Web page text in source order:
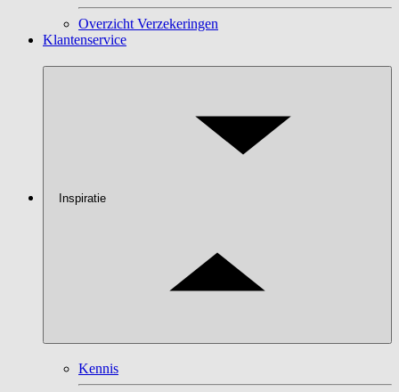
Overzicht Verzekeringen
Klantenservice
Inspiratie
Kennis